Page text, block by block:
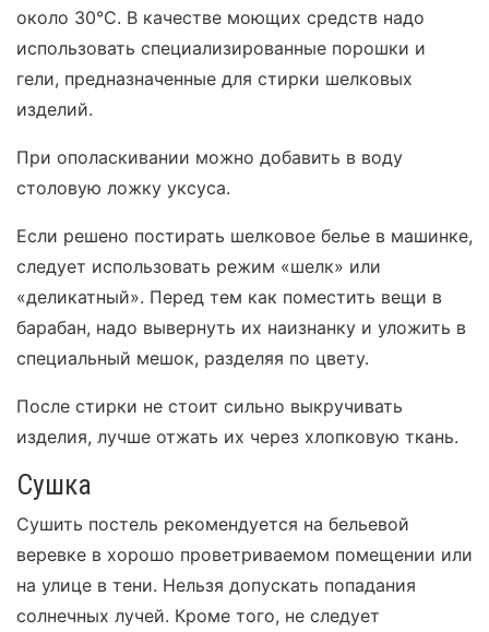
около 30°С. В качестве моющих средств надо
использовать специализированные порошки и
гели, предназначенные для стирки шелковых
изделий.
При ополаскивании можно добавить в воду
столовую ложку уксуса.
Если решено постирать шелковое белье в машинке,
следует использовать режим «шелк» или
«деликатный». Перед тем как поместить вещи в
барабан, надо вывернуть их наизнанку и уложить в
специальный мешок, разделяя по цвету.
После стирки не стоит сильно выкручивать
изделия, лучше отжать их через хлопковую ткань.
Сушка
Сушить постель рекомендуется на бельевой
веревке в хорошо проветриваемом помещении или
на улице в тени. Нельзя допускать попадания
солнечных лучей. Кроме того, не следует